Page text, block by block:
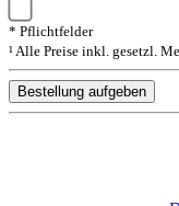
* Pflichtfelder
¹ Alle Preise inkl. gesetzl.
Bestellung aufgeben